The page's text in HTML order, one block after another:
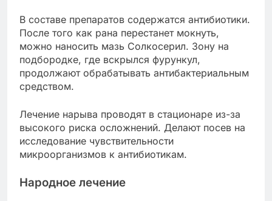
В составе препаратов содержатся антибиотики.
После того как рана перестанет мокнуть,
можно наносить мазь Солкосерил. Зону на
подбородке, где вскрылся фурункул,
продолжают обрабатывать антибактериальным
средством.
Лечение нарыва проводят в стационаре из-за
высокого риска осложнений. Делают посев на
исследование чувствительности
микроорганизмов к антибиотикам.
Народное лечение